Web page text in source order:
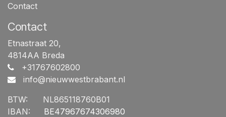
Contact
Contact
Etnastraat 20,
4814AA Breda
+31767602800
info@nieuwwestbrabant.nl
BTW:
​NL865118760B01
IBAN:
​BE47967674306980